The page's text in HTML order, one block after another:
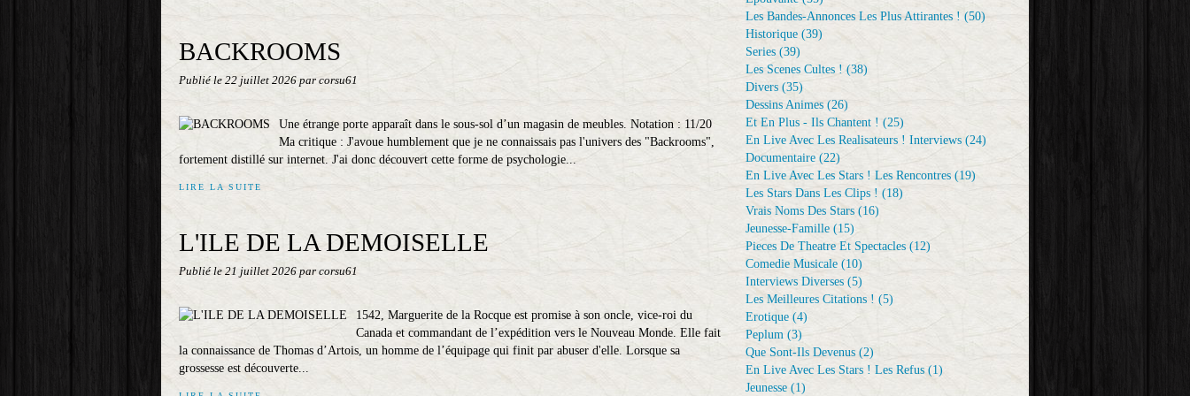
BACKROOMS
Publié le 22 juillet 2026 par corsu61
Une étrange porte apparaît dans le sous-sol d’un magasin de meubles. Notation : 11/20
Ma critique : J'avoue humblement que je ne connaissais pas l'univers des "Backrooms",
fortement distillé sur internet. J'ai donc découvert cette forme de psychologie...
LIRE LA SUITE
L'ILE DE LA DEMOISELLE
Publié le 21 juillet 2026 par corsu61
1542, Marguerite de la Rocque est promise à son oncle, vice-roi du
Canada et commandant de l’expédition vers le Nouveau Monde. Elle fait
la connaissance de Thomas d’Artois, un homme de l’équipage qui finit par abuser d'elle. Lorsque sa
grossesse est découverte...
Les Bandes-Annonces Les Plus Attirantes ! (50)
Historique (39)
Series (39)
Les Scenes Cultes ! (38)
Divers (35)
Dessins Animes (26)
Et En Plus - Ils Chantent ! (25)
En Live Avec Les Realisateurs ! Interviews (24)
Documentaire (22)
En Live Avec Les Stars ! Les Rencontres (19)
Les Stars Dans Les Clips ! (18)
Vrais Noms Des Stars (16)
Jeunesse-Famille (15)
Pieces De Theatre Et Spectacles (12)
Comedie Musicale (10)
Interviews Diverses (5)
Les Meilleures Citations ! (5)
Erotique (4)
Peplum (3)
Que Sont-Ils Devenus (2)
En Live Avec Les Stars ! Les Refus (1)
Jeunesse (1)